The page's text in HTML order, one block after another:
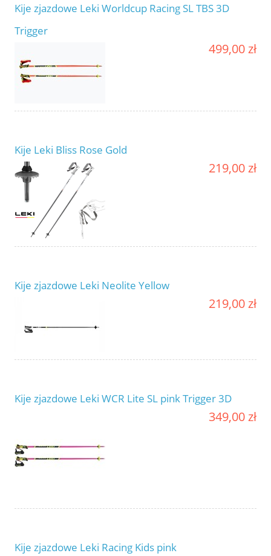
Kije zjazdowe Leki Worldcup Racing SL TBS 3D
Trigger
499,00 zł
Kije Leki Bliss Rose Gold
219,00 zł
Kije zjazdowe Leki Neolite Yellow
219,00 zł
Kije zjazdowe Leki WCR Lite SL pink Trigger 3D
349,00 zł
Kije zjazdowe Leki Racing Kids pink